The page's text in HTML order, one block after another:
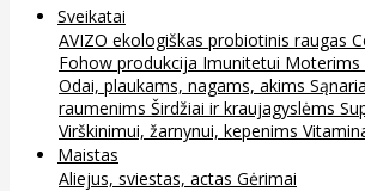
Sveikatai
AVIZO ekologiškas probiotinis raugas
Fohow produkcija Imunitetui Moterims
Odai, plaukams, nagams, akims
raumenims Širdžiai ir kraujagyslėms
Virškinimui, žarnynui, kepenims
Maistas
Aliejus, sviestas, actas Gėrimai